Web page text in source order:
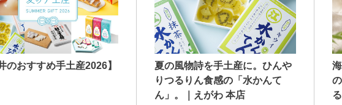
のおすすめ手土産2026】
夏の風物詩を手土産に。ひんや
りつるりん食感の「水かんて
ん」。｜えがわ 本店